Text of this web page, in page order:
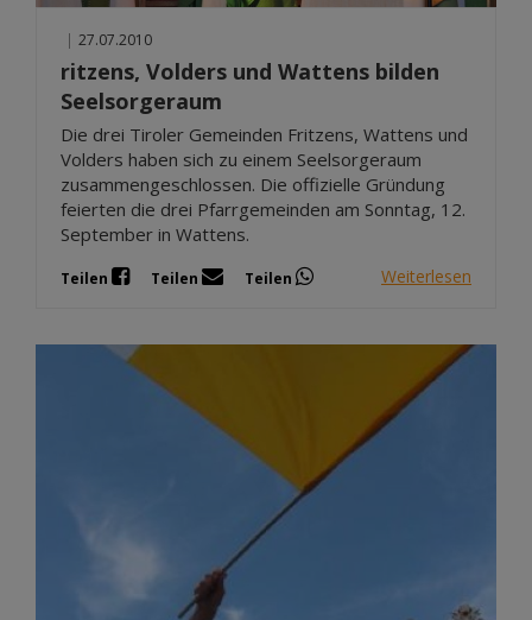
| 27.07.2010
ritzens, Volders und Wattens bilden
Seelsorgeraum
Die drei Tiroler Gemeinden Fritzens, Wattens und
Volders haben sich zu einem Seelsorgeraum
zusammengeschlossen. Die offizielle Gründung
feierten die drei Pfarrgemeinden am Sonntag, 12.
September in Wattens.
Teilen Teilen Teilen Weiterlesen